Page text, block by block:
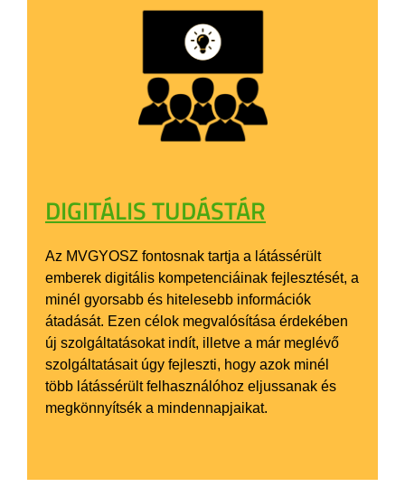
DIGITÁLIS TUDÁSTÁR
Az MVGYOSZ fontosnak tartja a látássérült
emberek digitális kompetenciáinak fejlesztését, a
minél gyorsabb és hitelesebb információk
átadását. Ezen célok megvalósítása érdekében
új szolgáltatásokat indít, illetve a már meglévő
szolgáltatásait úgy fejleszti, hogy azok minél
több látássérült felhasználóhoz eljussanak és
megkönnyítsék a mindennapjaikat.